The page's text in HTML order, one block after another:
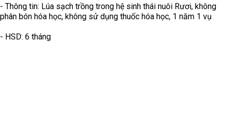
- Thông tin: Lúa sạch trồng trong hệ sinh thái nuôi Rươi, không
phân bón hóa học, không sử dụng thuốc hóa học, 1 năm 1 vụ
- HSD: 6 tháng